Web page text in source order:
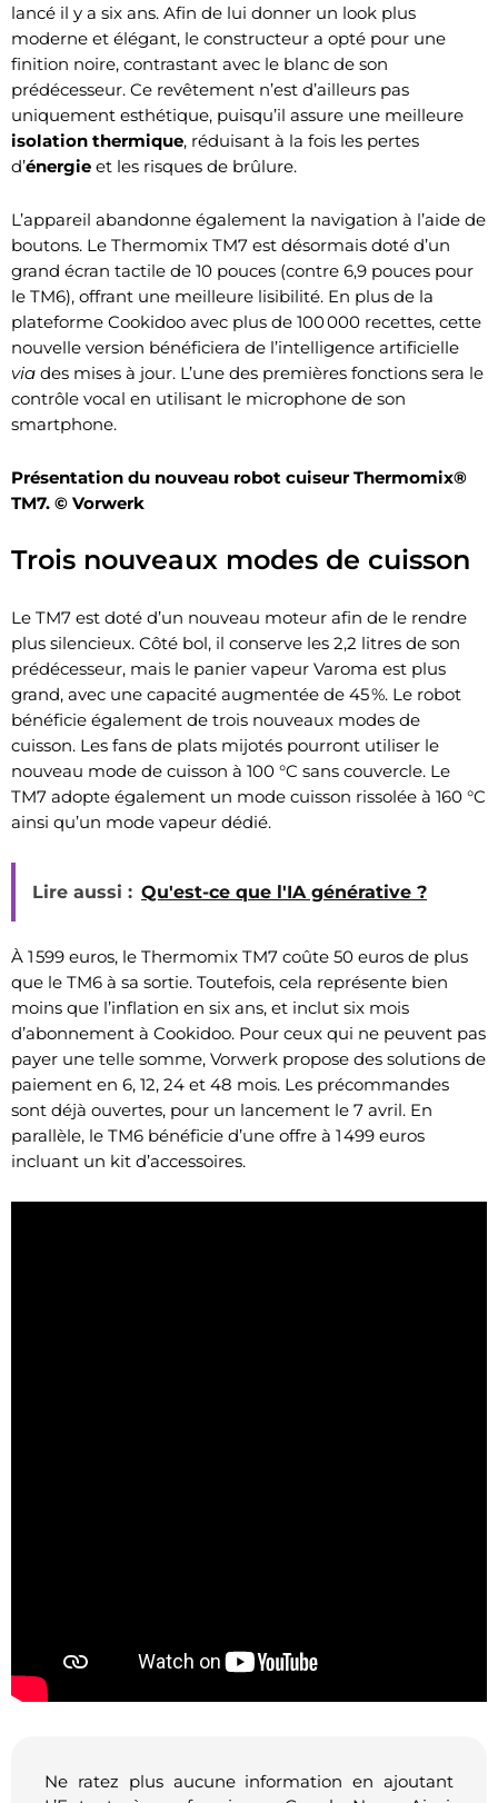
lancé il y a six ans. Afin de lui donner un look plus
moderne et élégant, le constructeur a opté pour une
finition noire, contrastant avec le blanc de son
prédécesseur. Ce revêtement n’est d’ailleurs pas
uniquement esthétique, puisqu’il assure une meilleure
isolation thermique, réduisant à la fois les pertes
d’énergie et les risques de brûlure.
L’appareil abandonne également la navigation à l’aide de
boutons. Le Thermomix TM7 est désormais doté d’un
grand écran tactile de 10 pouces (contre 6,9 pouces pour
le TM6), offrant une meilleure lisibilité. En plus de la
plateforme Cookidoo avec plus de 100 000 recettes, cette
nouvelle version bénéficiera de l’intelligence artificielle
via des mises à jour. L’une des premières fonctions sera le
contrôle vocal en utilisant le microphone de son
smartphone.
Présentation du nouveau robot cuiseur Thermomix®
TM7. © Vorwerk
Trois nouveaux modes de cuisson
Le TM7 est doté d’un nouveau moteur afin de le rendre
plus silencieux. Côté bol, il conserve les 2,2 litres de son
prédécesseur, mais le panier vapeur Varoma est plus
grand, avec une capacité augmentée de 45 %. Le robot
bénéficie également de trois nouveaux modes de
cuisson. Les fans de plats mijotés pourront utiliser le
nouveau mode de cuisson à 100 °C sans couvercle. Le
TM7 adopte également un mode cuisson rissolée à 160 °C
ainsi qu’un mode vapeur dédié.
Lire aussi : Qu'est-ce que l'IA générative ?
À 1 599 euros, le Thermomix TM7 coûte 50 euros de plus
que le TM6 à sa sortie. Toutefois, cela représente bien
moins que l’inflation en six ans, et inclut six mois
d’abonnement à Cookidoo. Pour ceux qui ne peuvent pas
payer une telle somme, Vorwerk propose des solutions de
paiement en 6, 12, 24 et 48 mois. Les précommandes
sont déjà ouvertes, pour un lancement le 7 avril. En
parallèle, le TM6 bénéficie d’une offre à 1 499 euros
incluant un kit d’accessoires.
Ne ratez plus aucune information en ajoutant